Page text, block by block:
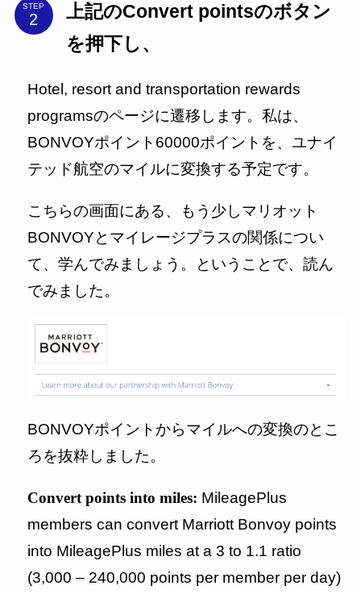
STEP
上記のConvert pointsのボタン
を押下し、
Hotel, resort and transportation rewards
programsのページに遷移します。私は、
BONVOYポイント60000ポイントを、ユナイ
テッド航空のマイルに変換する予定です。
こちらの画面にある、もう少しマリオット
BONVOYとマイレージプラスの関係につい
て、学んでみましょう。ということで、読ん
でみました。
BONVOYポイントからマイルへの変換のとこ
ろを抜粋しました。
Convert points into miles: MileagePlus
members can convert Marriott Bonvoy points
into MileagePlus miles at a 3 to 1.1 ratio
(3,000 – 240,000 points per member per day)